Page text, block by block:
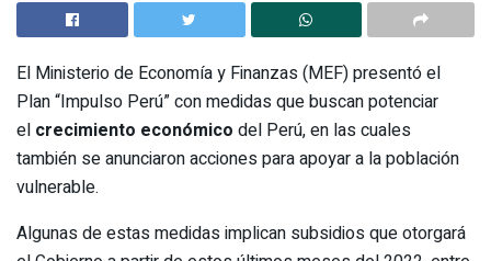
El Ministerio de Economía y Finanzas (MEF) presentó el
Plan “Impulso Perú” con medidas que buscan potenciar
el crecimiento económico del Perú, en las cuales
también se anunciaron acciones para apoyar a la población
vulnerable.
Algunas de estas medidas implican subsidios que otorgará